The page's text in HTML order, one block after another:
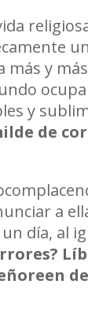
y
y
de
a
día, al
Lí